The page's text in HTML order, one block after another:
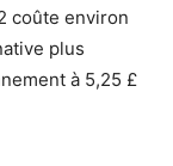
coûte environ
plus
à 5,25 £